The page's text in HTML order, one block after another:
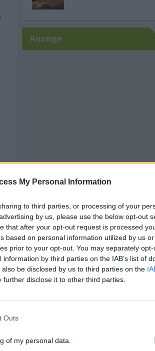
My Personal Information
to third parties, or processing of your
by us, please use the below opt-out
that after your opt-out request is processed
based on personal information utilized by us
prior to your opt-out. You may separately
by third parties on the IAB’s list of
be disclosed by us to third parties on the
further disclose it to other third parties.
Outs
of my personal data.
Anzeige
Artikelempfehlung